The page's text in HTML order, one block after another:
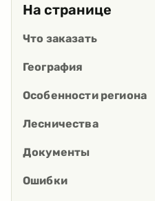
На странице
Что заказать
География
Особенности региона
Лесничества
Документы
Ошибки